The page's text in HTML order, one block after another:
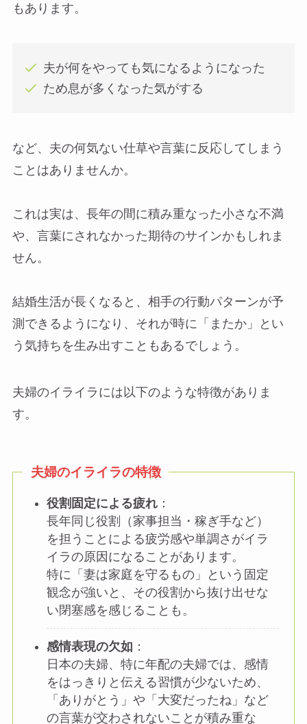
もあります。
夫が何をやっても気になるようになった
ため息が多くなった気がする
など、夫の何気ない仕草や言葉に反応してしまう
ことはありませんか。
これは実は、長年の間に積み重なった小さな不満
や、言葉にされなかった期待のサインかもしれま
せん。
結婚生活が長くなると、相手の行動パターンが予
測できるようになり、それが時に「またか」とい
う気持ちを生み出すこともあるでしょう。
夫婦のイライラには以下のような特徴がありま
す。
夫婦のイライラの特徴
役割固定による疲れ ：
長年同じ役割（家事担当・稼ぎ手など）
を担うことによる疲労感や単調さがイラ
イラの原因になることがあります。
特に「妻は家庭を守るもの」という固定
観念が強いと、その役割から抜け出せな
い閉塞感を感じることも。
感情表現の欠如 ：
日本の夫婦、特に年配の夫婦では、感情
をはっきりと伝える習慣が少ないため、
「ありがとう」や「大変だったね」など
の言葉が交わされないことが積み重な